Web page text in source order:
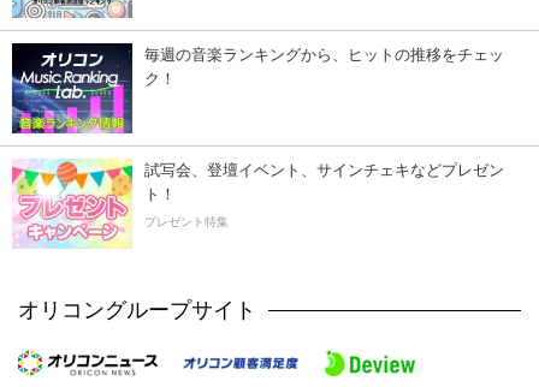
毎週の音楽ランキングから、ヒットの推移をチェッ
ク！
試写会、登壇イベント、サインチェキなどプレゼン
ト！
プレゼント特集
オリコングループサイト